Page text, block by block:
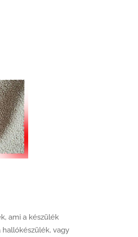
ami a készülék
vagy